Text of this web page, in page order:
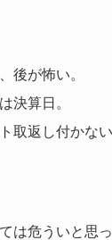
後が怖い。
決算日。
取返し付かない
は危ういと思っ